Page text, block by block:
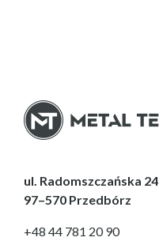
ul. Radomszczańska 24
97–570 Przedbórz
+48 44 781 20 90